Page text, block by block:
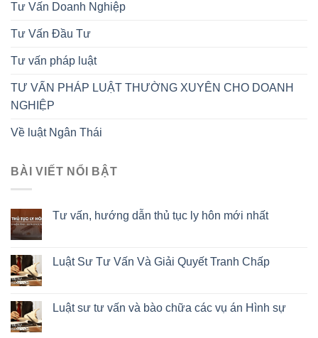
Tư Vấn Doanh Nghiệp
Tư Vấn Đầu Tư
Tư vấn pháp luật
TƯ VẤN PHÁP LUẬT THƯỜNG XUYÊN CHO DOANH
NGHIỆP
Về luật Ngân Thái
BÀI VIẾT NỔI BẬT
Tư vấn, hướng dẫn thủ tục ly hôn mới nhất
Luật Sư Tư Vấn Và Giải Quyết Tranh Chấp
Luật sư tư vấn và bào chữa các vụ án Hình sự